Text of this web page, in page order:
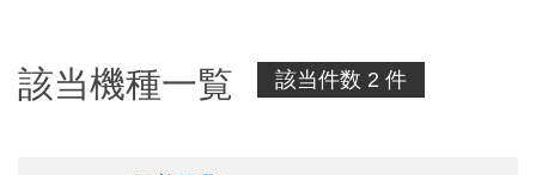
該当機種一覧 該当件数 2 件